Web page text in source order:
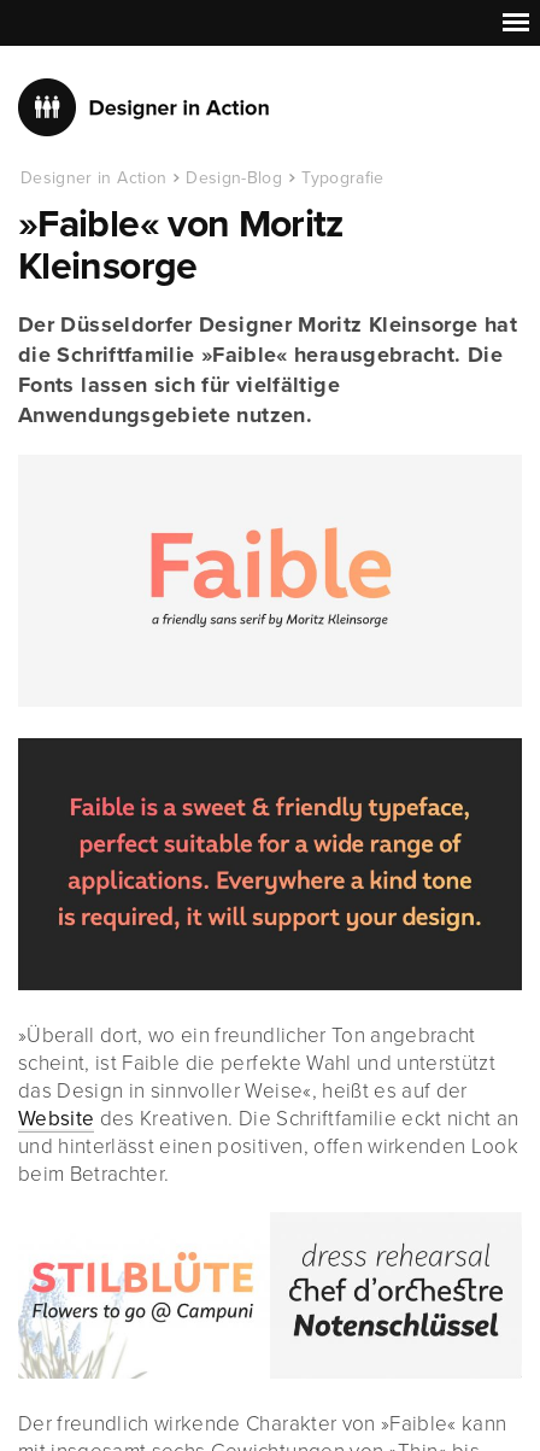
Designer in Action Design-Blog Typografie
»Faible« von Moritz
Kleinsorge
Der Düsseldorfer Designer Moritz Kleinsorge hat
die Schriftfamilie »Faible« herausgebracht. Die
Fonts lassen sich für vielfältige
Anwendungsgebiete nutzen.
»Überall dort, wo ein freundlicher Ton angebracht
scheint, ist Faible die perfekte Wahl und unterstützt
das Design in sinnvoller Weise«, heißt es auf der
Website des Kreativen. Die Schriftfamilie eckt nicht an
und hinterlässt einen positiven, offen wirkenden Look
beim Betrachter.
Der freundlich wirkende Charakter von »Faible« kann